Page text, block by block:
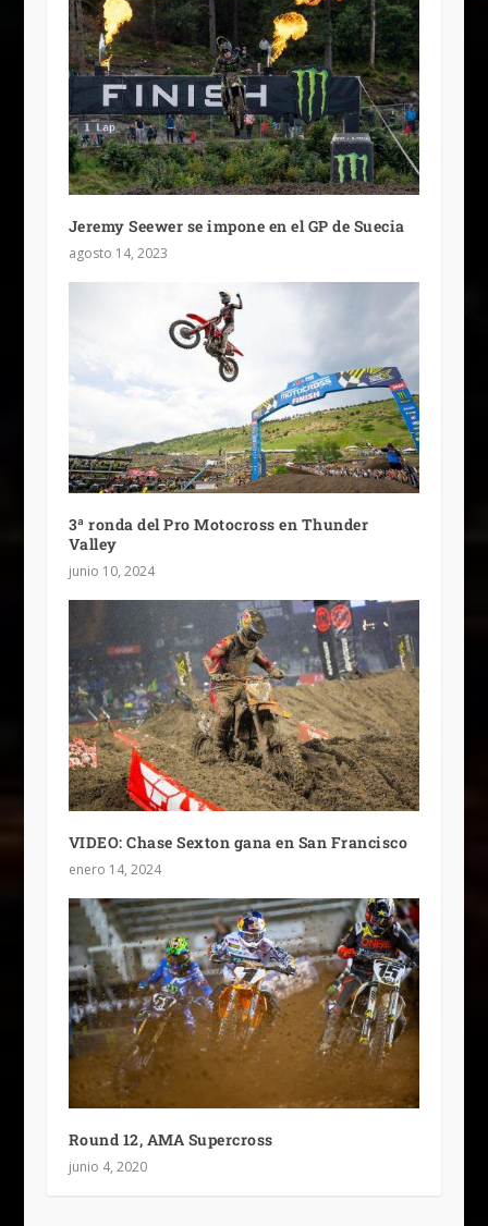
Jeremy Seewer se impone en el GP de Suecia
agosto 14, 2023
3ª ronda del Pro Motocross en Thunder
Valley
junio 10, 2024
VIDEO: Chase Sexton gana en San Francisco
enero 14, 2024
Round 12, AMA Supercross
junio 4, 2020